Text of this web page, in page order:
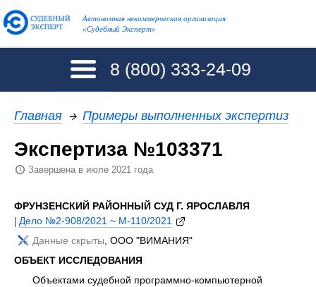
Автономная некоммерческая организация
«Судебный Эксперт»
8 (800) 333-24-09
Главная → Примеры выполненных экспертиз
Экспертиза №103371
Завершена в июле 2021 года
ФРУНЗЕНСКИЙ РАЙОННЫЙ СУД Г. ЯРОСЛАВЛЯ
| Дело №2-908/2021 ~ М-110/2021
Данные скрыты , ООО "ВИМАНИЯ"
ОБЪЕКТ ИССЛЕДОВАНИЯ
Объектами судебной программно-компьютерной